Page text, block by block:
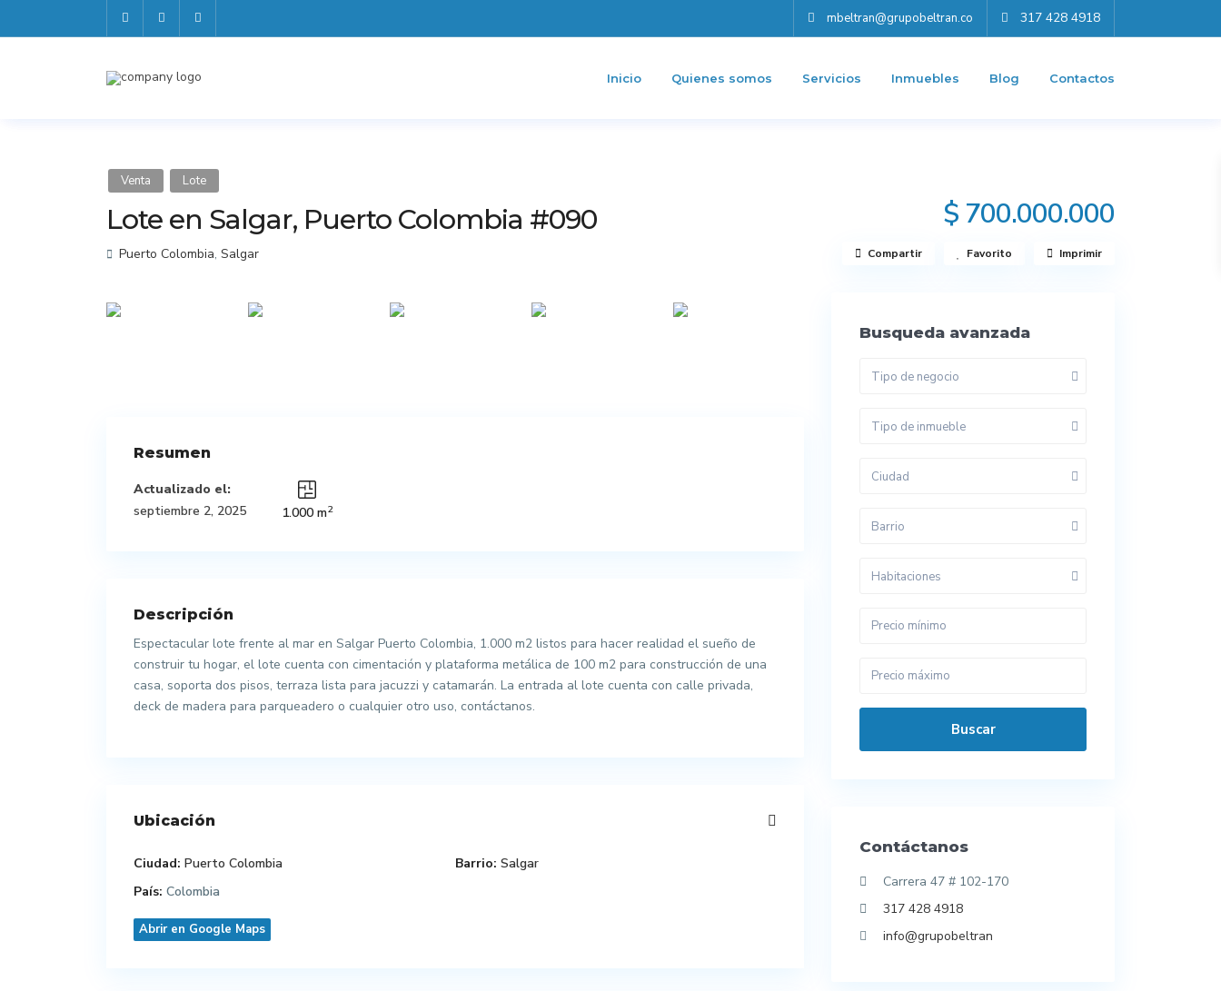
mbeltran@grupobeltran.co 317 428 4918
Inicio Quienes somos Servicios Inmuebles Blog Contactos
Venta Lote
Lote en Salgar, Puerto Colombia #090 $ 700.000.000
Puerto Colombia, Salgar Compartir Favorito Imprimir
Resumen
Actualizado el:
septiembre 2, 2025
1.000 m2
Descripción
Espectacular lote frente al mar en Salgar Puerto Colombia, 1.000 m2 listos para hacer realidad el sueño de
construir tu hogar, el lote cuenta con cimentación y plataforma metálica de 100 m2 para construcción de una
casa, soporta dos pisos, terraza lista para jacuzzi y catamarán. La entrada al lote cuenta con calle privada,
deck de madera para parqueadero o cualquier otro uso, contáctanos.
Ubicación
Ciudad: Puerto Colombia Barrio: Salgar
País: Colombia
Abrir en Google Maps
Busqueda avanzada
Tipo de negocio
Tipo de inmueble
Ciudad
Barrio
Habitaciones
Buscar
Contáctanos
Carrera 47 # 102-170
317 428 4918
info@grupobeltran